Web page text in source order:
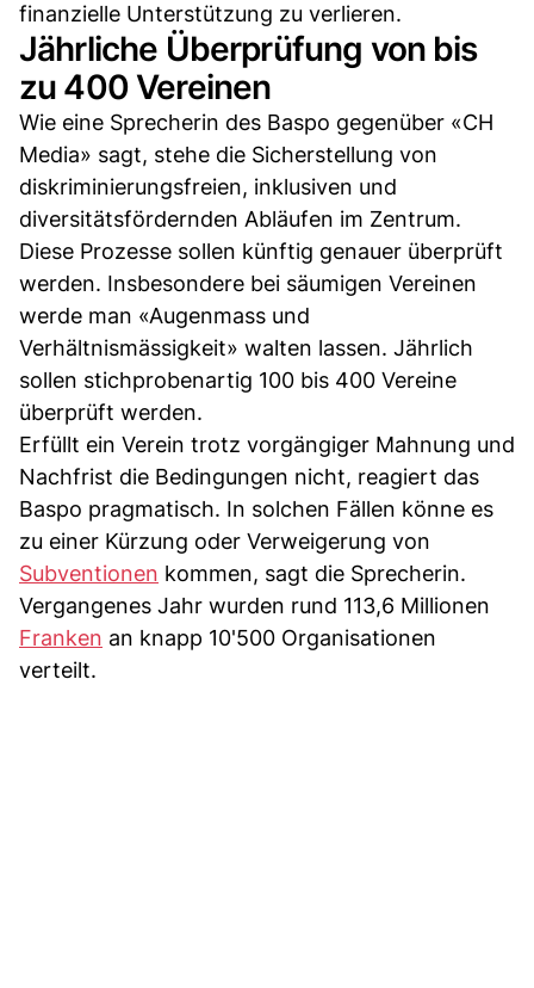
finanzielle Unterstützung zu verlieren.
Jährliche Überprüfung von bis
zu 400 Vereinen
Wie eine Sprecherin des Baspo gegenüber «CH
Media» sagt, stehe die Sicherstellung von
diskriminierungsfreien, inklusiven und
diversitätsfördernden Abläufen im Zentrum.
Diese Prozesse sollen künftig genauer überprüft
werden. Insbesondere bei säumigen Vereinen
werde man «Augenmass und
Verhältnismässigkeit» walten lassen. Jährlich
sollen stichprobenartig 100 bis 400 Vereine
überprüft werden.
Erfüllt ein Verein trotz vorgängiger Mahnung und
Nachfrist die Bedingungen nicht, reagiert das
Baspo pragmatisch. In solchen Fällen könne es
zu einer Kürzung oder Verweigerung von
Subventionen kommen, sagt die Sprecherin.
Vergangenes Jahr wurden rund 113,6 Millionen
Franken an knapp 10'500 Organisationen
verteilt.